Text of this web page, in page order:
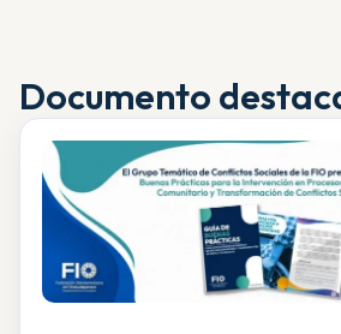
Documento